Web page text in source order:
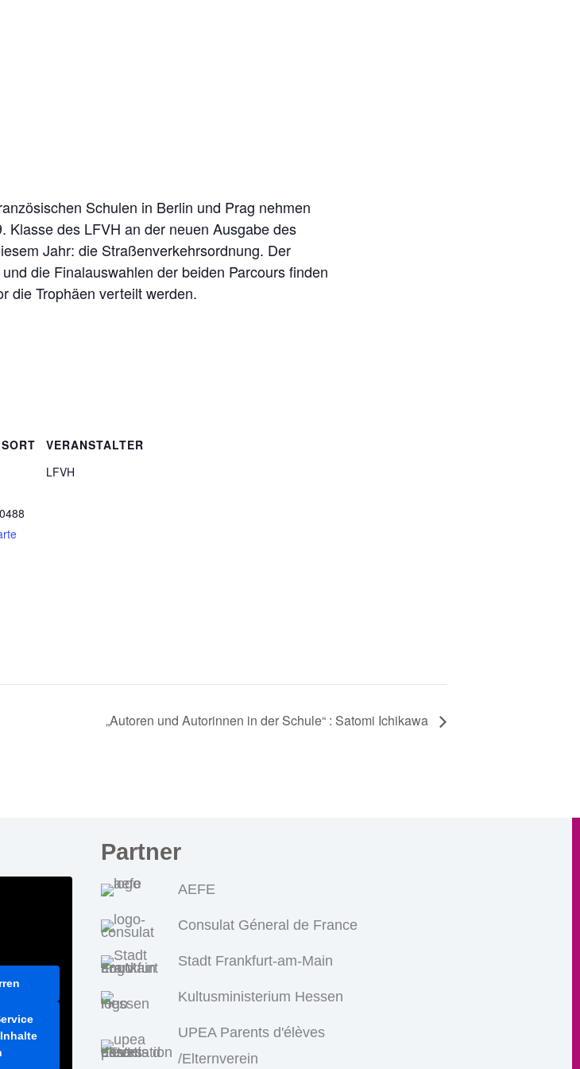
Schulen in Berlin und Prag nehmen
Klasse des LFVH an der neuen Ausgabe des
Jahr: die Straßenverkehrsordnung. Der
die Finalauswahlen der beiden Parcours finden
die Trophäen verteilt werden.
VERANSTALTER
LFVH
„Autoren und Autorinnen in der Schule“ : Satomi Ichikawa
Partner
AEFE
Consulat Géneral de France
Stadt Frankfurt-am-Main
Kultusministerium Hessen
UPEA Parents d'élèves
/Elternverein